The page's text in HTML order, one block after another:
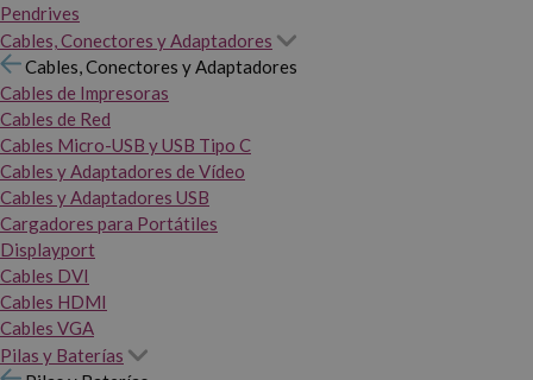
Pendrives
Cables, Conectores y Adaptadores
Cables, Conectores y Adaptadores
Cables de Impresoras
Cables de Red
Cables Micro-USB y USB Tipo C
Cables y Adaptadores de Vídeo
Cables y Adaptadores USB
Cargadores para Portátiles
Displayport
Cables DVI
Cables HDMI
Cables VGA
Pilas y Baterías